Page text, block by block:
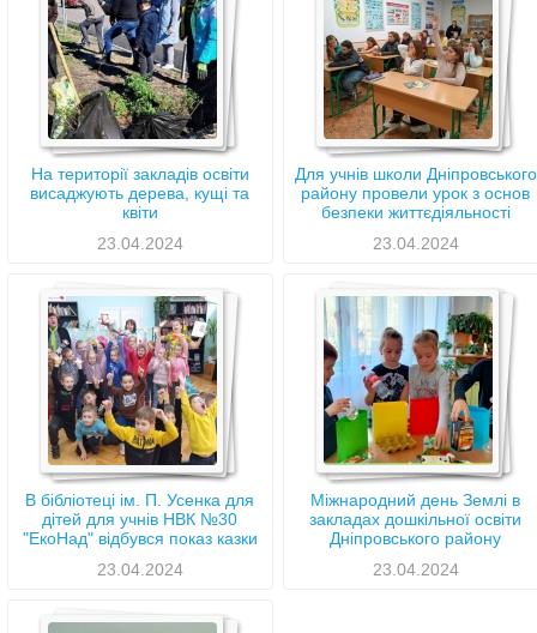
На території закладів освіти
висаджують дерева, кущі та
квіти
23.04.2024
Для учнів школи Дніпровського
району провели урок з основ
безпеки життєдіяльності
23.04.2024
В бібліотеці ім. П. Усенка для
дітей для учнів НВК №30
"ЕкоНад" відбувся показ казки
23.04.2024
Міжнародний день Землі в
закладах дошкільної освіти
Дніпровського району
23.04.2024